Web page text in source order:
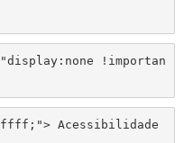
!importan
Acessibilidade